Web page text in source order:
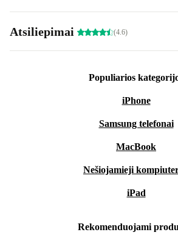
Atsiliepimai (4.6)
Populiarios
iPhone
Samsung telefonai
MacBook
Nešiojamieji
iPad
Rekomenduojami